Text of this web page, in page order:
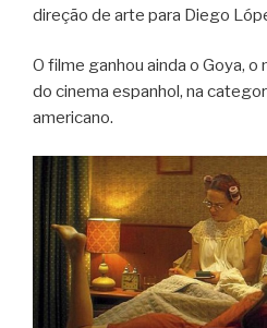
direção de arte para Diego
O filme ganhou ainda o Goya,
do cinema espanhol, na
americano.